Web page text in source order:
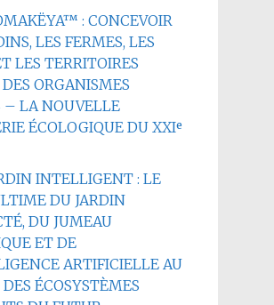
: CONCEVOIR
LES FERMES, LES
LES TERRITOIRES
ORGANISMES
– LA NOUVELLE
ÉCOLOGIQUE DU XXIᵉ
INTELLIGENT : LE
DU JARDIN
DU JUMEAU
ET DE
ARTIFICIELLE AU
DES ÉCOSYSTÈMES